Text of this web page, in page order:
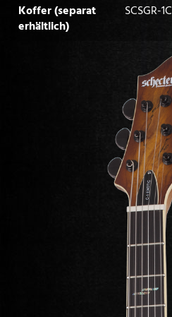
Koffer (separat
erhältlich)
SCSGR-1C